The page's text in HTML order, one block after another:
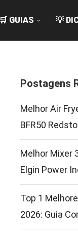
🛒 GUIAS 💡
Postagens
Melhor Air
BFR50
Melhor Mixer
Elgin Power
Top 1
2026: Guia